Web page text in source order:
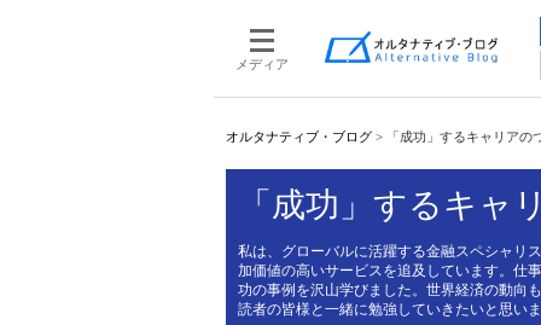
メディア
オルタナティブ・ブログ > 「成功」するキャリアの
「成功」するキャ
私は、グローバルに活躍する金融スペシャリ
加価値の高いサービスを追及しています。仕
功の事例を沢山学びました。世界経済の動向
読者の皆様と一緒に勉強していきたいと思いま